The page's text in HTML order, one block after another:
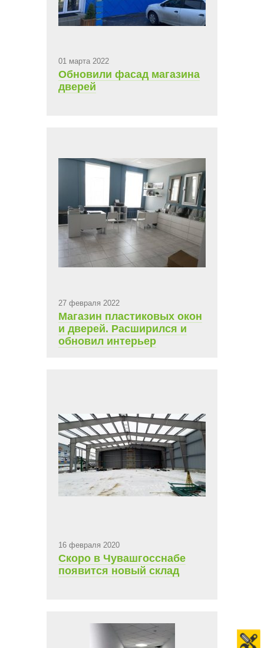
01 марта 2022
Обновили фасад магазина
дверей
27 февраля 2022
Магазин пластиковых окон
и дверей. Расширился и
обновил интерьер
16 февраля 2020
Скоро в Чувашгосснабе
появится новый склад